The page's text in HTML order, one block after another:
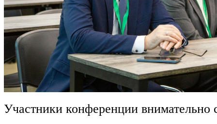
Участники конференции